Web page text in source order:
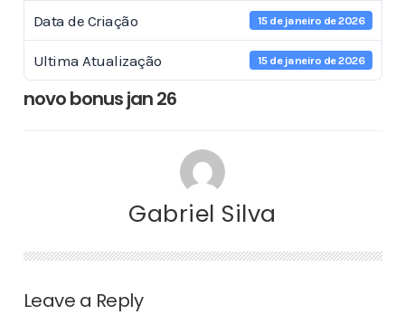
Data de Criação 15 de janeiro de 2026
Ultima Atualização 15 de janeiro de 2026
novo bonus jan 26
Gabriel Silva
Leave a Reply